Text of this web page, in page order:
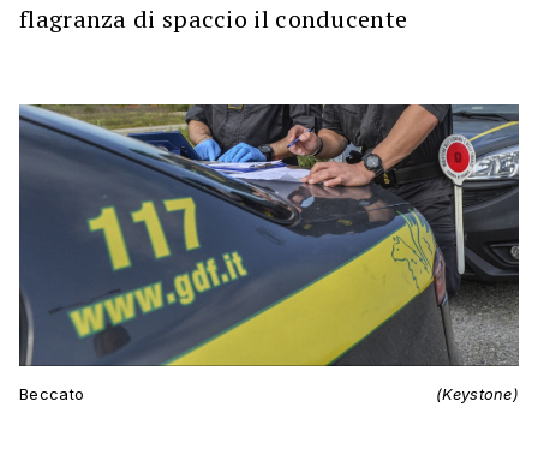
flagranza di spaccio il conducente
Beccato (Keystone)